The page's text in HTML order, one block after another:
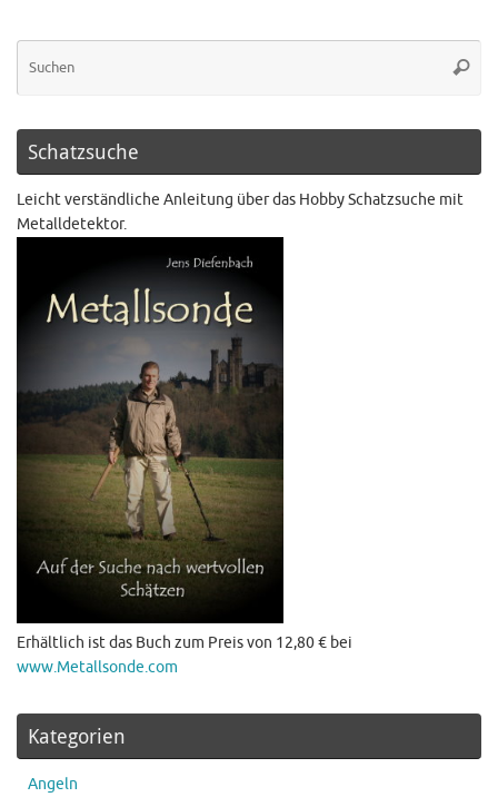
Schatzsuche
Leicht verständliche Anleitung über das Hobby Schatzsuche mit
Metalldetektor.
Erhältlich ist das Buch zum Preis von 12,80 € bei
www.Metallsonde.com
Kategorien
Angeln